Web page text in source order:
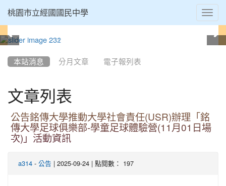
桃園市立經國國民中學
本站消息 分月文章 電子報列表
文章列表
公告銘傳大學推動大學社會責任(USR)辦理「銘
傳大學足球俱樂部-學童足球體驗營(11月01日場
次)」活動資訊
a314 - 公告 | 2025-09-24 | 點閱數： 197